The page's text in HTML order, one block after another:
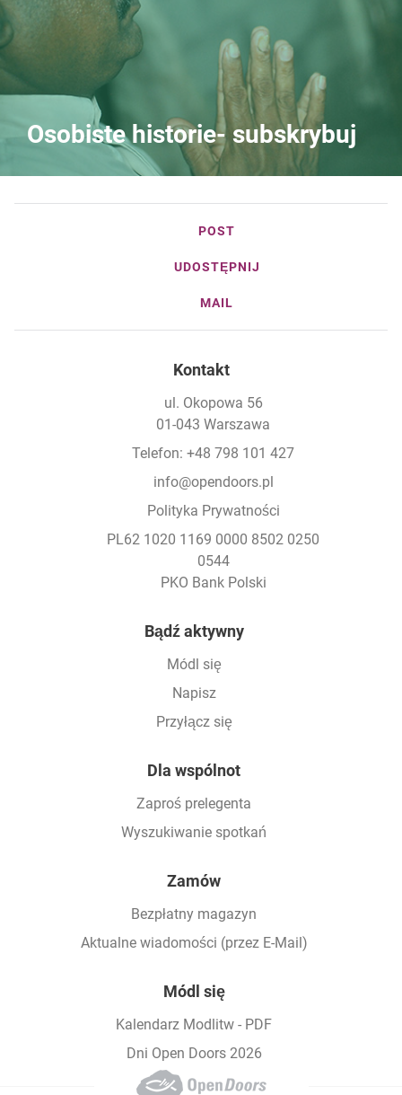
Osobiste historie- subskrybuj
POST
UDOSTĘPNIJ
MAIL
Kontakt
ul. Okopowa 56
01-043 Warszawa
Telefon: +48 798 101 427
info@opendoors.pl
Polityka Prywatności
PL62 1020 1169 0000 8502 0250
0544
PKO Bank Polski
Bądź aktywny
Módl się
Napisz
Przyłącz się
Dla wspólnot
Zaproś prelegenta
Wyszukiwanie spotkań
Zamów
Bezpłatny magazyn
Aktualne wiadomości (przez E-Mail)
Módl się
Kalendarz Modlitw - PDF
Dni Open Doors 2026